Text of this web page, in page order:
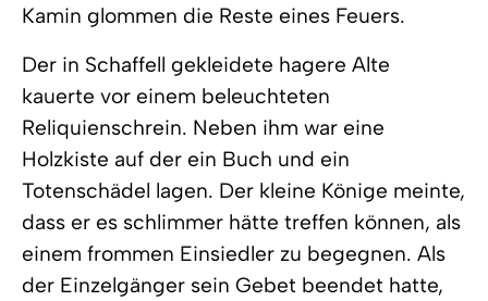
Kamin glommen die Reste eines Feuers.
Der in Schaffell gekleidete hagere Alte
kauerte vor einem beleuchteten
Reliquienschrein. Neben ihm war eine
Holzkiste auf der ein Buch und ein
Totenschädel lagen. Der kleine Könige meinte,
dass er es schlimmer hätte treffen können, als
einem frommen Einsiedler zu begegnen. Als
der Einzelgänger sein Gebet beendet hatte,